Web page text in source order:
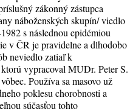
zákonný zástupca
náboženských skupín/ viedlo
s následnou epidémiou
v ČR je pravidelne a dlhodobo
neviedlo zatiaľ k
vypracoval MUDr. Peter S.
Používa sa masovo už
poklesu chorobnosti a
súčasťou tohto